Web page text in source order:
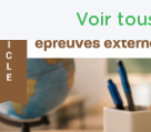
Voir